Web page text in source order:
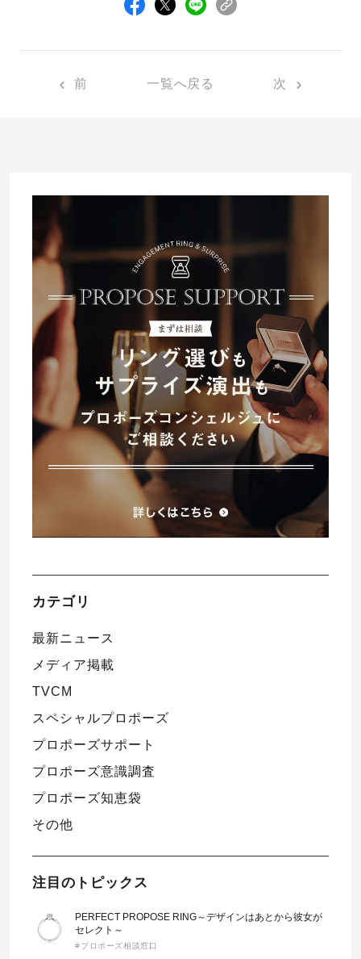
前 一覧へ戻る 次
カテゴリ
最新ニュース
メディア掲載
TVCM
スペシャルプロポーズ
プロポーズサポート
プロポーズ意識調査
プロポーズ知恵袋
その他
注目のトピックス
PERFECT PROPOSE RING～デザインはあとから彼女が
セレクト～
#プロポーズ相談窓口
Follow us on